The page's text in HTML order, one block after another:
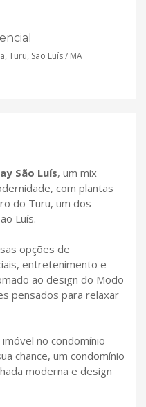
Turu, São Luís / MA
São Luís, um mix
com plantas
do Turu, um dos
Luís.
opções de
entretenimento e
ao design do Modo
pensados para relaxar
no condomínio
chance, um condomínio
moderna e design